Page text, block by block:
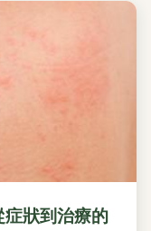
狀到治療的